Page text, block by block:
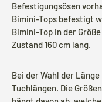
Befestigungsösen
Bimini-Tops befestigt
Bimini-Top in der
Zustand 160 cm lang.
Bei der Wahl der
Tuchlängen. Die